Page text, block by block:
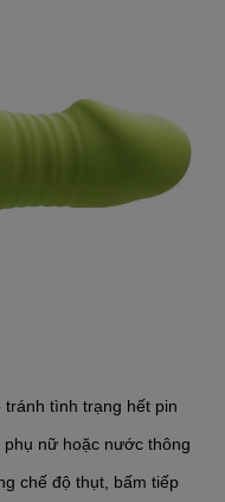
tình trạng hết pin
nữ hoặc nước thông
chế độ thụt, bấm tiếp